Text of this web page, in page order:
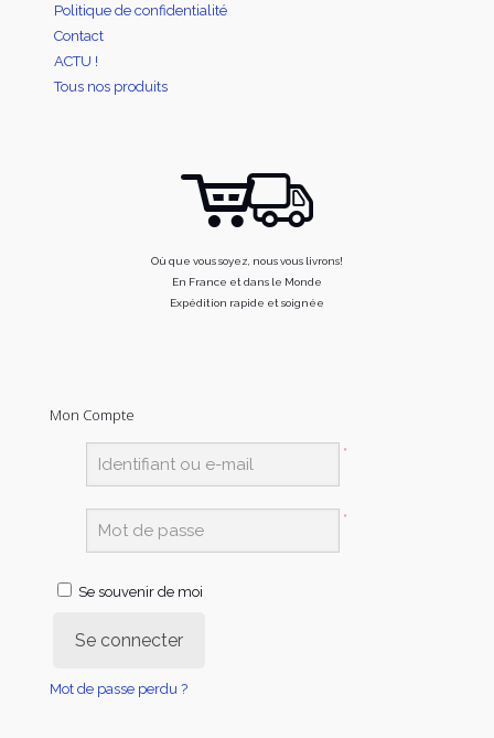
Politique de confidentialité
Contact
ACTU !
Tous nos produits
Où que vous soyez, nous vous livrons!
En France et dans le Monde
Expédition rapide et soignée
Mon Compte
*
*
Se souvenir de moi
Se connecter
Mot de passe perdu ?